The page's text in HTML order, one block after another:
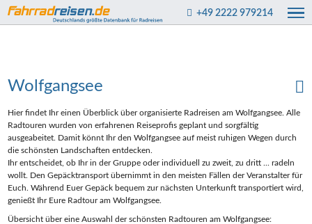
+49 2222 979214
Wolfgangsee
Hier findet Ihr einen Überblick über organisierte Radreisen am Wolfgangsee. Alle
Radtouren wurden von erfahrenen Reiseprofis geplant und sorgfältig
ausgeabeitet. Damit könnt Ihr den Wolfgangsee auf meist ruhigen Wegen durch
die schönsten Landschaften entdecken.
Ihr entscheidet, ob Ihr in der Gruppe oder individuell zu zweit, zu dritt ... radeln
wollt. Den Gepäcktransport übernimmt in den meisten Fällen der Veranstalter für
Euch. Während Euer Gepäck bequem zur nächsten Unterkunft transportiert wird,
genießt Ihr Eure Radtour am Wolfgangsee.
Übersicht über eine Auswahl der schönsten Radtouren am Wolfgangsee: